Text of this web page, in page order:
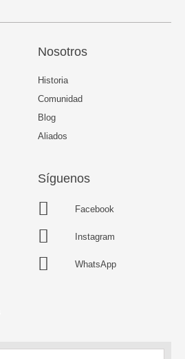
Nosotros
Historia
Comunidad
Blog
Aliados
Síguenos
Facebook
Instagram
WhatsApp